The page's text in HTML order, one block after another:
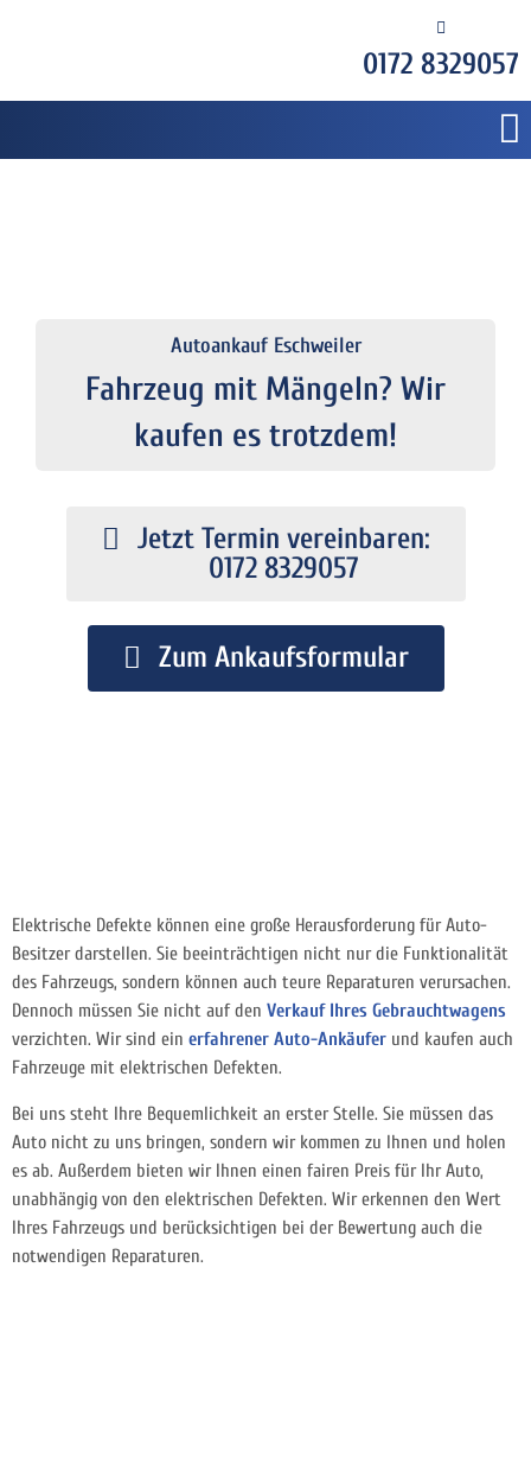
0172 8329057
Autoankauf Eschweiler
Fahrzeug mit Mängeln? Wir
kaufen es trotzdem!
Jetzt Termin vereinbaren:
0172 8329057
Zum Ankaufsformular
Elektrische Defekte können eine große Herausforderung für Auto-
Besitzer darstellen. Sie beeinträchtigen nicht nur die Funktionalität
des Fahrzeugs, sondern können auch teure Reparaturen verursachen.
Dennoch müssen Sie nicht auf den Verkauf Ihres Gebrauchtwagens
verzichten. Wir sind ein erfahrener Auto-Ankäufer und kaufen auch
Fahrzeuge mit elektrischen Defekten.
Bei uns steht Ihre Bequemlichkeit an erster Stelle. Sie müssen das
Auto nicht zu uns bringen, sondern wir kommen zu Ihnen und holen
es ab. Außerdem bieten wir Ihnen einen fairen Preis für Ihr Auto,
unabhängig von den elektrischen Defekten. Wir erkennen den Wert
Ihres Fahrzeugs und berücksichtigen bei der Bewertung auch die
notwendigen Reparaturen.